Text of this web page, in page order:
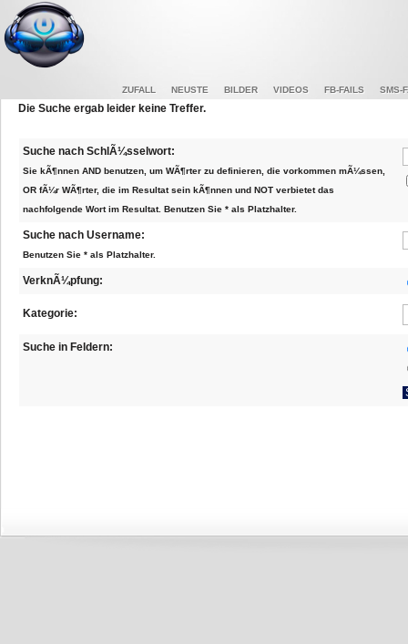
ZUFALL NEUSTE BILDER VIDEOS FB-FAILS SMS-
Die Suche ergab leider keine Treffer.
Suche nach SchlÃ¼sselwort:
Sie kÃ¶nnen AND benutzen, um WÃ¶rter zu definieren, die vorkommen mÃ¼ssen,
OR fÃ¼r WÃ¶rter, die im Resultat sein kÃ¶nnen und NOT verbietet das
nachfolgende Wort im Resultat. Benutzen Sie * als Platzhalter.
Suche nach Username:
Benutzen Sie * als Platzhalter.
VerknÃ¼pfung:
Kategorie:
Suche in Feldern: